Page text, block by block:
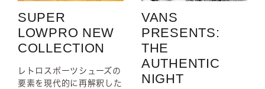
SUPER
LOWPRO NEW
COLLECTION
レトロスポーツシューズの
要素を現代的に再解釈した
VANS
PRESENTS:
THE
AUTHENTIC
NIGHT